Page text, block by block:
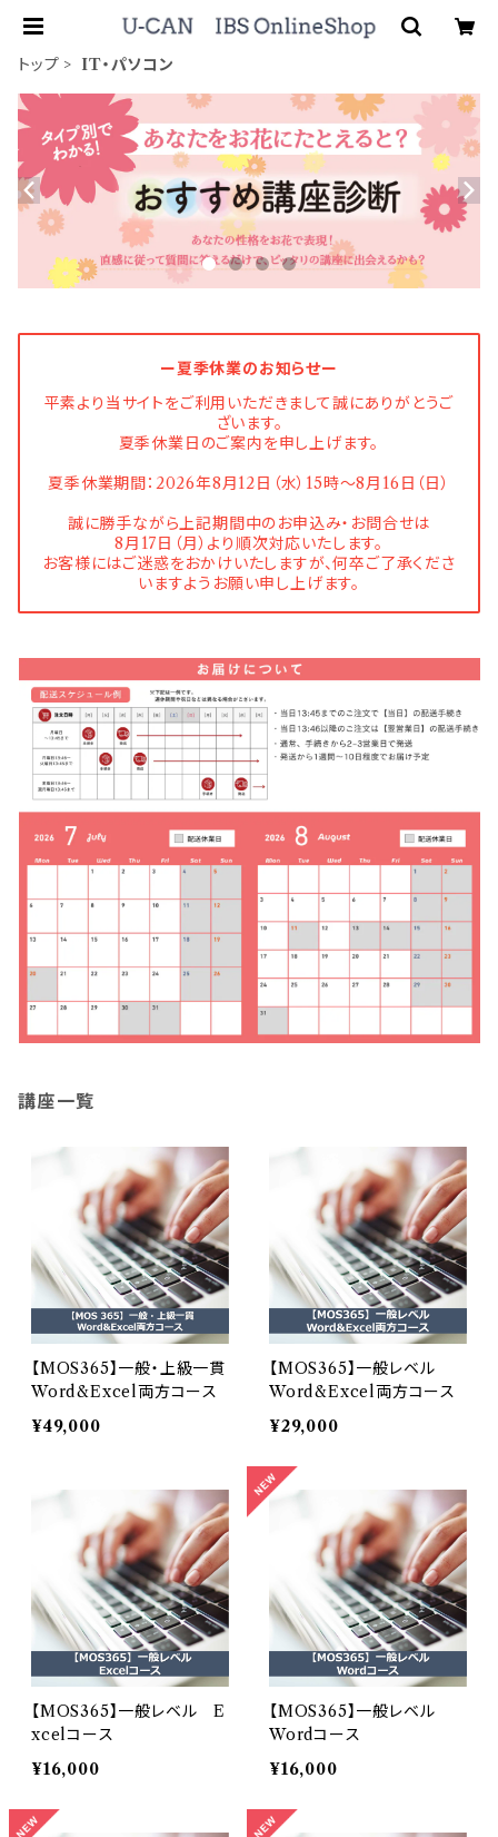
トップ IT・パソコン
ー夏季休業のお知らせー
平素より当サイトをご利用いただきまして誠にありがとうご
ざいます。
夏季休業日のご案内を申し上げます。
夏季休業期間：2026年8月12日（水）15時〜8月16日（日）
誠に勝手ながら上記期間中のお申込み・お問合せは
8月17日（月）より順次対応いたします。
お客様にはご迷惑をおかけいたしますが、何卒ご了承くださ
いますようお願い申し上げます。
講座一覧
【MOS365】一般・上級一貫
Word&Excel両方コース
¥49,000
【MOS365】一般レベル
Word&Excel両方コース
¥29,000
【MOS365】一般レベル E
xcelコース
¥16,000
【MOS365】一般レベル
Wordコース
¥16,000